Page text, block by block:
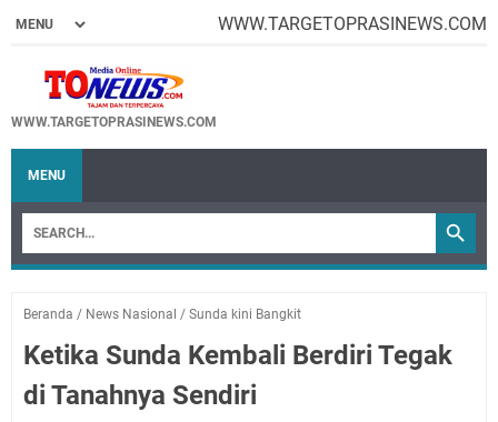
WWW.TARGETOPRASINEWS.COM
WWW.TARGETOPRASINEWS.COM
MENU
Beranda / News Nasional / Sunda kini Bangkit
Ketika Sunda Kembali Berdiri Tegak
di Tanahnya Sendiri